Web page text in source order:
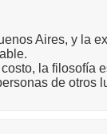
Aires, y la
la filosofía
de otros